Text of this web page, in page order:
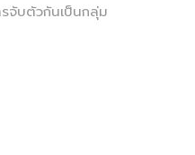
จับตัวกันเป็นกลุ่ม